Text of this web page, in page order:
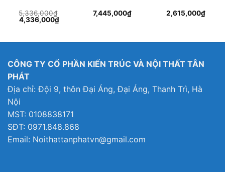
5,336,000₫
Giá
gốc
4,336,000₫Giá
hiện
7,445,000₫ 2,615,000₫
CÔNG TY CỔ PHẦN KIẾN TRÚC VÀ NỘI THẤT TÂN
PHÁT
Địa chỉ: Đội 9, thôn Đại Áng, Đại Áng, Thanh Trì, Hà
Nội
MST: 0108838171
SĐT: 0971.848.868
Email: Noithattanphatvn@gmail.com